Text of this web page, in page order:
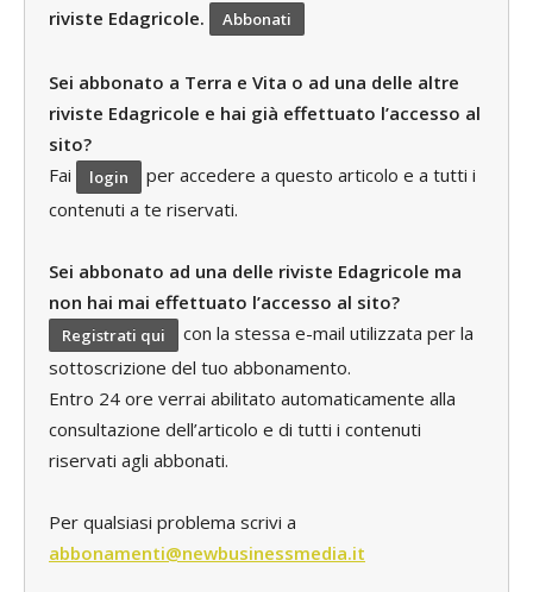
riviste Edagricole.
Abbonati
Sei abbonato a Terra e Vita o ad una delle altre
riviste Edagricole e hai già effettuato l’accesso al
sito?
Fai
login
per accedere a questo articolo e a tutti i
contenuti a te riservati.
Sei abbonato ad una delle riviste Edagricole ma
non hai mai effettuato l’accesso al sito?
Registrati qui
con la stessa e-mail utilizzata per la
sottoscrizione del tuo abbonamento.
Entro 24 ore verrai abilitato automaticamente alla
consultazione dell’articolo e di tutti i contenuti
riservati agli abbonati.
Per qualsiasi problema scrivi a
abbonamenti@newbusinessmedia.it